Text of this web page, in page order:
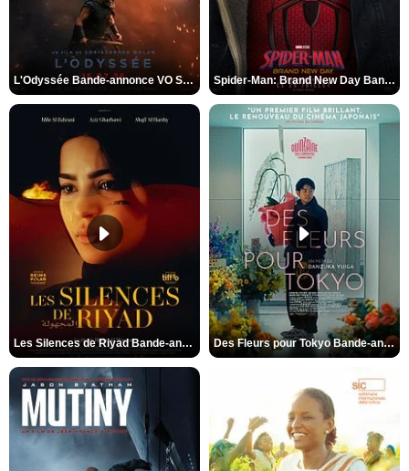
L'Odyssée Bande-annonce VO STFR Spider-Man: Brand New Day Bande-annonce VO STFR
Les Silences de Riyad Bande-annonce VO STFR Des Fleurs pour Tokyo Bande-annonce VO STFR